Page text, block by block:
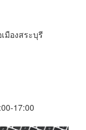
มืองสระบุรี
17:00